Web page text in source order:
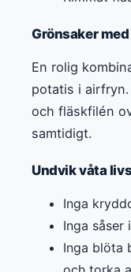
Grönsaker
En rolig
potatis i
och fläskfilén
samtidigt.
Undvik våta
Inga
Inga såser
Inga blöta